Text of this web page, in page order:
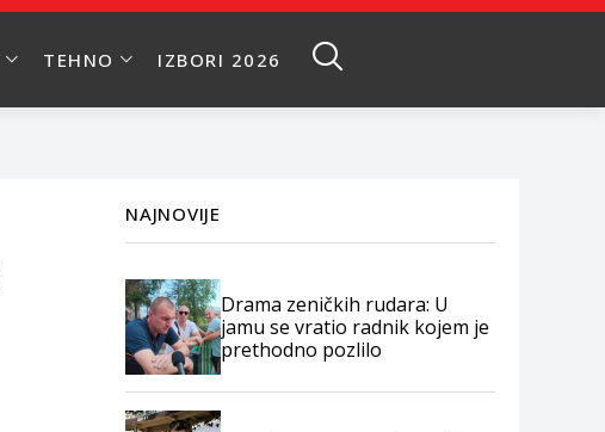
TEHNO IZBORI 2026
NAJNOVIJE
Drama zeničkih rudara: U
jamu se vratio radnik kojem je
prethodno pozlilo